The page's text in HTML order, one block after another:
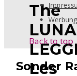
The
LUNA
Les
Werbung
Back to top
Sonder